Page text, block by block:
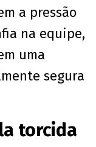
a pressão
na equipe,
uma
segura
torcida